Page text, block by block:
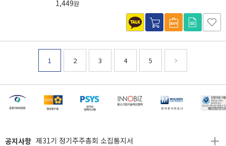
1,449원
1 2 3 4 5
공지사항
[마일리지 적립 및 사용 정책 개편 안내]